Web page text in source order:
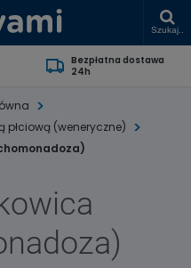
Szukaj..
Bezpłatna dostawa
24h
płciową (weneryczne)